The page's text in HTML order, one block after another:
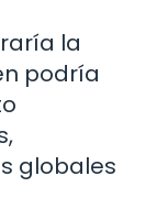
la
podría
globales